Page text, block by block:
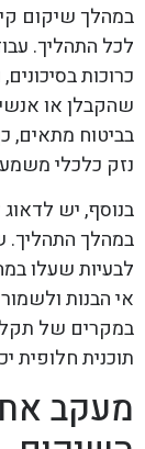
במהלך שיקום
לכל התהליך.
כרוכות
שהקבלן או
בביטוח מתאים,
נזק כלכלי
בנוסף, יש לדאוג
במהלך התהליך.
לבעיות שעלו
אי הבנות
במקרים של
תוכנית חלופית
מעקב